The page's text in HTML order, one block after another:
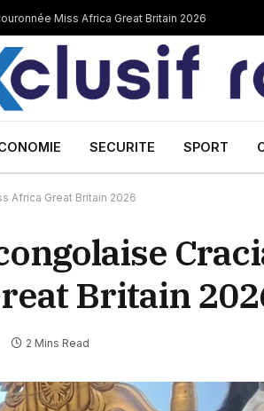
Miss Africa Great Britain 2026
SECURITE SPORT
Africa Great Britain 2026
Britain
2 Mins Read